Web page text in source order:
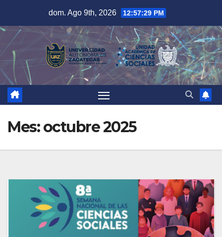
contenido
dom. Ago 9th, 2026 12:57:29 PM
Mes:octubre 2025